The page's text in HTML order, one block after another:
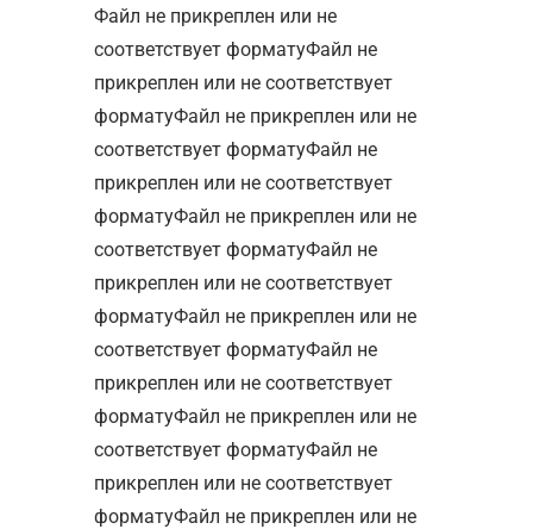
Файл не прикреплен или не
соответствует форматуФайл не
прикреплен или не соответствует
форматуФайл не прикреплен или не
соответствует форматуФайл не
прикреплен или не соответствует
форматуФайл не прикреплен или не
соответствует форматуФайл не
прикреплен или не соответствует
форматуФайл не прикреплен или не
соответствует форматуФайл не
прикреплен или не соответствует
форматуФайл не прикреплен или не
соответствует форматуФайл не
прикреплен или не соответствует
форматуФайл не прикреплен или не